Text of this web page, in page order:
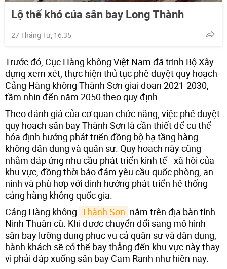
Lộ thế khó của sân bay Long Thành
27 Tháng Tư, 16:35
Trước đó, Cục Hàng không Việt Nam đã trình Bộ Xây
dựng xem xét, thực hiện thủ tục phê duyệt quy hoạch
Cảng Hàng không Thành Sơn giai đoạn 2021-2030,
tầm nhìn đến năm 2050 theo quy định.
Theo đánh giá của cơ quan chức năng, việc phê duyệt
quy hoạch sân bay Thành Sơn là cần thiết để cụ thể
hóa định hướng phát triển đồng bộ hạ tầng hàng
không dân dụng và quân sự. Quy hoạch này cũng
nhằm đáp ứng nhu cầu phát triển kinh tế - xã hội của
khu vực, đồng thời bảo đảm yêu cầu quốc phòng, an
ninh và phù hợp với định hướng phát triển hệ thống
cảng hàng không quốc gia.
Cảng Hàng không Thành Sơn nằm trên địa bàn tỉnh
Ninh Thuận cũ. Khi được chuyển đổi sang mô hình
sân bay lưỡng dụng phục vụ cả quân sự và dân dụng,
hành khách sẽ có thể bay thẳng đến khu vực này thay
vì phải đáp xuống sân bay Cam Ranh như hiện nay.